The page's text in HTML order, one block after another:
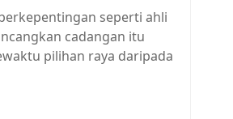
seperti ahli
cadangan itu
pilihan raya daripada